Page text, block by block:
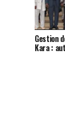
Gestion
Kara :